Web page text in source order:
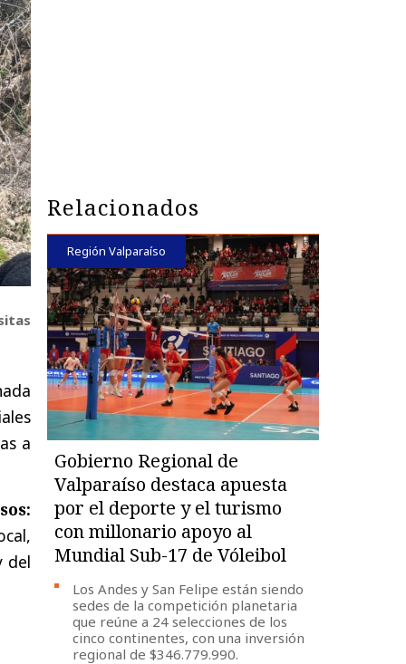
a
del
Relacionados
Región Valparaíso
Gobierno Regional de
Valparaíso destaca apuesta
por el deporte y el turismo
con millonario apoyo al
Mundial Sub-17 de Vóleibol
Los Andes y San Felipe están siendo
sedes de la competición planetaria
que reúne a 24 selecciones de los
cinco continentes, con una inversión
regional de $346.779.990.